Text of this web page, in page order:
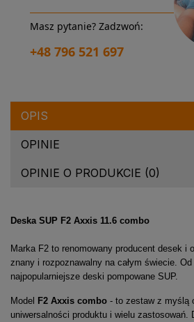
Masz pytanie? Zadzwoń:
+48 796 521 697
OPIS
OPINIE
OPINIE O PRODUKCIE (0)
Deska SUP F2 Axxis 11.6 combo
Marka F2 to renomowany producent desek i
znany i rozpoznawalny na całym świecie.
najpopularniejsze deski pompowane SUP.
Model F2 Axxis combo - to zestaw z myślą
uniwersalności produktu i wielu zastosowań.